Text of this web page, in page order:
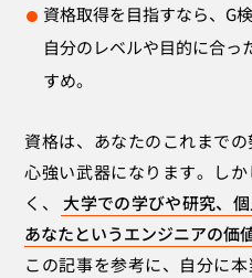
資格取得を目指すなら、G
自分のレベルや目的に合っ
すめ。
資格は、あなたのこれまで
心強い武器になります。し
く、
大学での学びや研究、
あなたというエンジニアの価
この記事を参考に、自分に